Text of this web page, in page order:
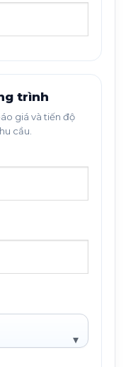
trình
giá và tiến độ
cầu.